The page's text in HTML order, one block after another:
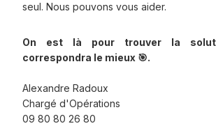
seul. Nous pouvons vous aider.
On est là pour trouver la
correspondra le mieux 🎯.
Alexandre Radoux
Chargé d'Opérations
09 80 80 26 80